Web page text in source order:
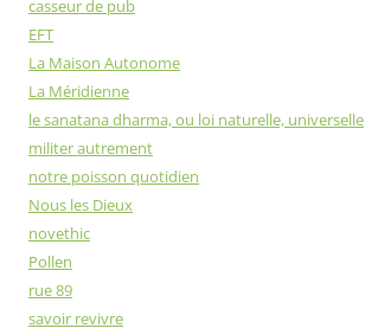
casseur de pub
EFT
La Maison Autonome
La Méridienne
le sanatana dharma, ou loi naturelle, universelle
militer autrement
notre poisson quotidien
Nous les Dieux
novethic
Pollen
rue 89
savoir revivre